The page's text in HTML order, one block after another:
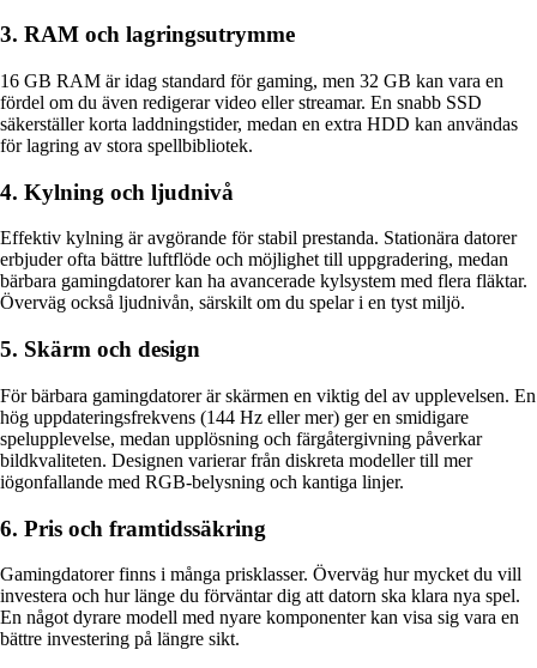
3. RAM och lagringsutrymme
16 GB RAM är idag standard för gaming, men 32 GB kan vara en
fördel om du även redigerar video eller streamar. En snabb SSD
säkerställer korta laddningstider, medan en extra HDD kan användas
för lagring av stora spellbibliotek.
4. Kylning och ljudnivå
Effektiv kylning är avgörande för stabil prestanda. Stationära datorer
erbjuder ofta bättre luftflöde och möjlighet till uppgradering, medan
bärbara gamingdatorer kan ha avancerade kylsystem med flera fläktar.
Överväg också ljudnivån, särskilt om du spelar i en tyst miljö.
5. Skärm och design
För bärbara gamingdatorer är skärmen en viktig del av upplevelsen. En
hög uppdateringsfrekvens (144 Hz eller mer) ger en smidigare
spelupplevelse, medan upplösning och färgåtergivning påverkar
bildkvaliteten. Designen varierar från diskreta modeller till mer
iögonfallande med RGB-belysning och kantiga linjer.
6. Pris och framtidssäkring
Gamingdatorer finns i många prisklasser. Överväg hur mycket du vill
investera och hur länge du förväntar dig att datorn ska klara nya spel.
En något dyrare modell med nyare komponenter kan visa sig vara en
bättre investering på längre sikt.